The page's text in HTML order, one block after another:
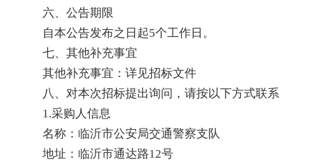
六、公告期限
自本公告发布之日起5个工作日。
七、其他补充事宜
其他补充事宜：详见招标文件
八、对本次招标提出询问，请按以下方式联系
1.采购人信息
名称：临沂市公安局交通警察支队
地址：临沂市通达路12号